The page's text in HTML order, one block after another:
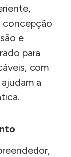
concepção
e
para
com
a